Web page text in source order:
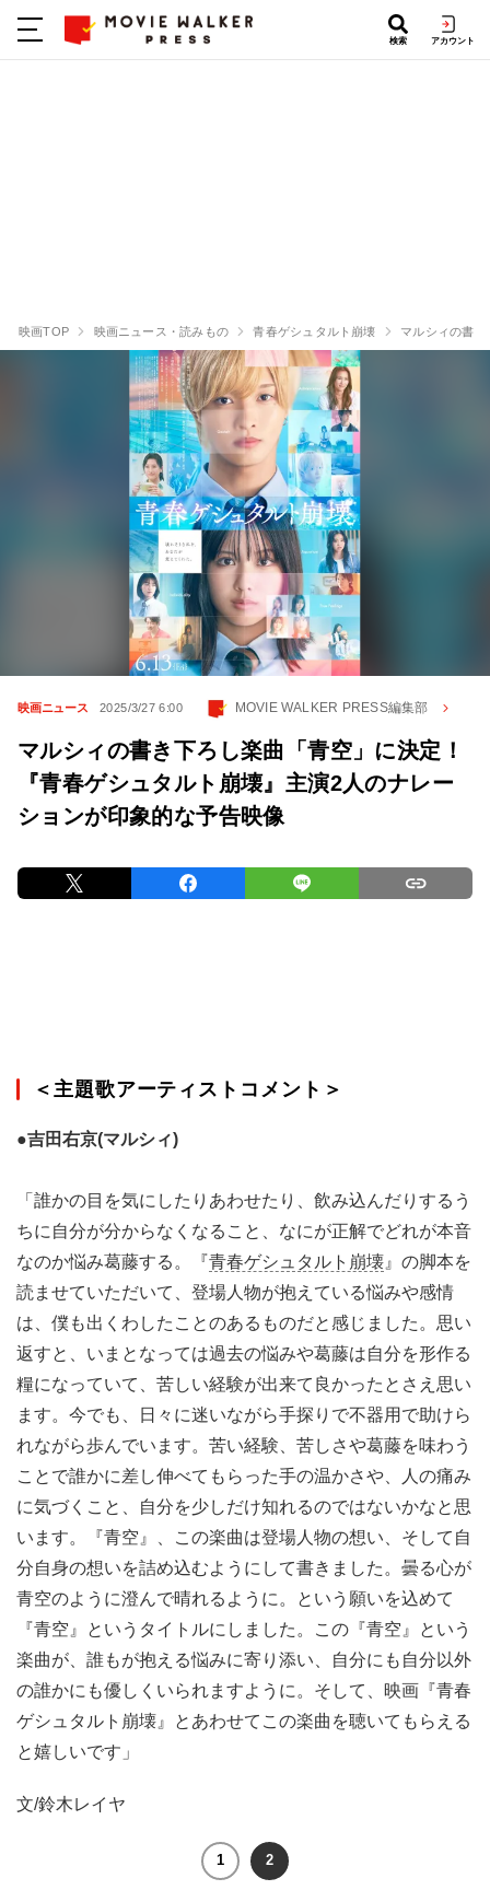
検索 アカウント
映画TOP 映画ニュース・読みもの 青春ゲシュタルト崩壊 マルシィの書
映画ニュース 2025/3/27 6:00 MOVIE WALKER PRESS編集部
マルシィの書き下ろし楽曲「青空」に決定！
『青春ゲシュタルト崩壊』主演2人のナレー
ションが印象的な予告映像
＜主題歌アーティストコメント＞
●吉田右京(マルシィ)
「誰かの目を気にしたりあわせたり、飲み込んだりするう
ちに自分が分からなくなること、なにが正解でどれが本音
なのか悩み葛藤する。『青春ゲシュタルト崩壊 』の脚本を
読ませていただいて、登場人物が抱えている悩みや感情
は、僕も出くわしたことのあるものだと感じました。思い
返すと、いまとなっては過去の悩みや葛藤は自分を形作る
糧になっていて、苦しい経験が出来て良かったとさえ思い
ます。今でも、日々に迷いながら手探りで不器用で助けら
れながら歩んでいます。苦い経験、苦しさや葛藤を味わう
ことで誰かに差し伸べてもらった手の温かさや、人の痛み
に気づくこと、自分を少しだけ知れるのではないかなと思
います。『青空』、この楽曲は登場人物の想い、そして自
分自身の想いを詰め込むようにして書きました。曇る心が
青空のように澄んで晴れるように。という願いを込めて
『青空』というタイトルにしました。この『青空』という
楽曲が、誰もが抱える悩みに寄り添い、自分にも自分以外
の誰かにも優しくいられますように。そして、映画『青春
ゲシュタルト崩壊』とあわせてこの楽曲を聴いてもらえる
と嬉しいです」
文/鈴木レイヤ
1 2